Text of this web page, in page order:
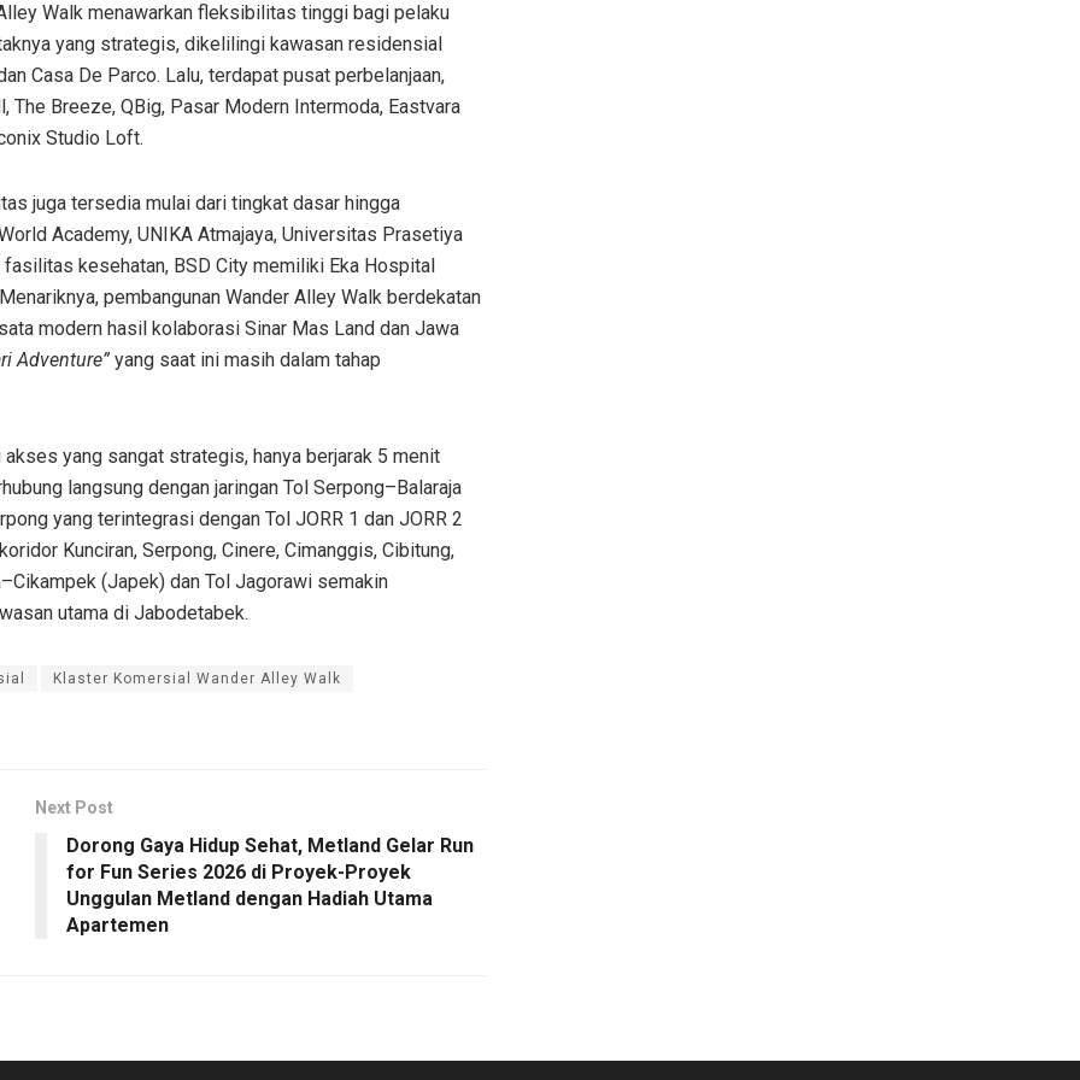
Walk menawarkan fleksibilitas tinggi bagi pelaku
yang strategis, dikelilingi kawasan residensial
Casa De Parco. Lalu, terdapat pusat perbelanjaan,
The Breeze, QBig, Pasar Modern Intermoda, Eastvara
Studio Loft.
juga tersedia mulai dari tingkat dasar hingga
Academy, UNIKA Atmajaya, Universitas Prasetiya
kesehatan, BSD City memiliki Eka Hospital
pembangunan Wander Alley Walk berdekatan
modern hasil kolaborasi Sinar Mas Land dan Jawa
Adventure” yang saat ini masih dalam tahap
yang sangat strategis, hanya berjarak 5 menit
langsung dengan jaringan Tol Serpong–Balaraja
yang terintegrasi dengan Tol JORR 1 dan JORR 2
Kunciran, Serpong, Cinere, Cimanggis, Cibitung,
(Japek) dan Tol Jagorawi semakin
utama di Jabodetabek.
Klaster Komersial Wander Alley Walk
Next Post
Dorong Gaya Hidup Sehat, Metland Gelar Run
for Fun Series 2026 di Proyek-Proyek
Unggulan Metland dengan Hadiah Utama
Apartemen